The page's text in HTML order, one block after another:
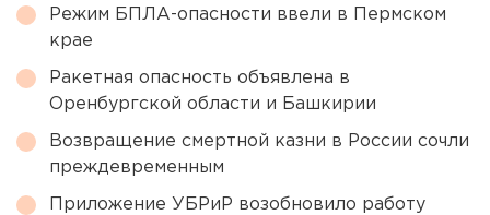
Режим БПЛА-опасности ввели в Пермском
крае
Ракетная опасность объявлена в
Оренбургской области и Башкирии
Возвращение смертной казни в России сочли
преждевременным
Приложение УБРиР возобновило работу